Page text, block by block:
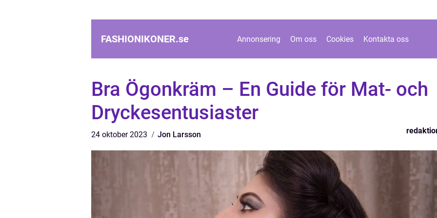
FASHIONIKONER.se Annonsering Om oss Cookies Kontakta oss
Bra Ögonkräm – En Guide för Mat- och
Dryckesentusiaster
24 oktober 2023 Jon Larsson